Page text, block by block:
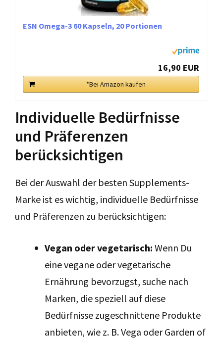
ESN Omega-3 60 Kapseln, 20 Portionen
16,90 EUR
*Bei Amazon kaufen
Individuelle Bedürfnisse
und Präferenzen
berücksichtigen
Bei der Auswahl der besten Supplements-
Marke ist es wichtig, individuelle Bedürfnisse
und Präferenzen zu berücksichtigen:
Vegan oder vegetarisch: Wenn Du
eine vegane oder vegetarische
Ernährung bevorzugst, suche nach
Marken, die speziell auf diese
Bedürfnisse zugeschnittene Produkte
anbieten, wie z. B. Vega oder Garden of